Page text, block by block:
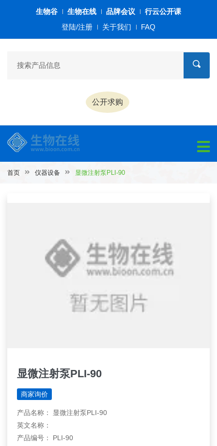
生物谷 生物在线 品牌会议
行云公开课
登陆/注册
关于我们 FAQ
公开求购
首页 仪器设备 显微注射泵PLI-90
显微注射泵PLI-90
商家询价
产品名称： 显微注射泵PLI-90
英文名称：
产品编号： PLI-90